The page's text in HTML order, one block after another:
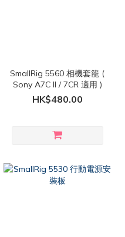
SmallRig 5560 相機套籠 (
Sony A7C II / 7CR 適用 )
HK$480.00